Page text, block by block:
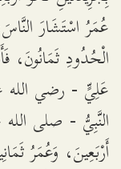
عُمَرُ اسْتَشَارَ
الْحُدُودِ
عَلِيٍّ - رضي الله
النَّبِيُّ - صلى
أَرْبَعِينَ، وَعُمَرُ